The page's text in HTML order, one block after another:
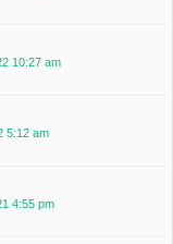
10:27 am
5:12 am
4:55 pm